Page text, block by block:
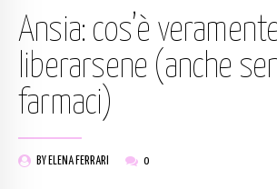
Ansia: cos’è
liberarsene (anche
farmaci)
BY ELENA FERRARI 0